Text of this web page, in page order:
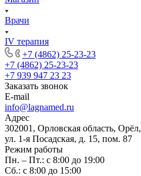
Врачи
IV терапия
+7 (4862) 25-23-23
+7 (4862) 25-23-23
+7 939 947 23 23
Заказать звонок
E-mail
info@lagnamed.ru
Адрес
302001, Орловская область, Орёл,
ул. 1-я Посадская, д. 15, пом. 87
Режим работы
Пн. – Пт.: с 8:00 до 19:00
Сб.: с 8:00 до 15:00